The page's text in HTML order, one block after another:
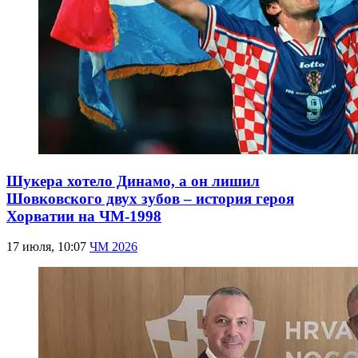
Шукера хотело Динамо, а он лишил
Шовковского двух зубов – история героя
Хорватии на ЧМ-1998
17 июля, 10:07 ЧМ 2026